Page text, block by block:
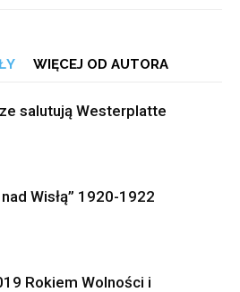
WIĘCEJ OD AUTORA
salutują Westerplatte
Wisłą” 1920-1922
Rokiem Wolności i